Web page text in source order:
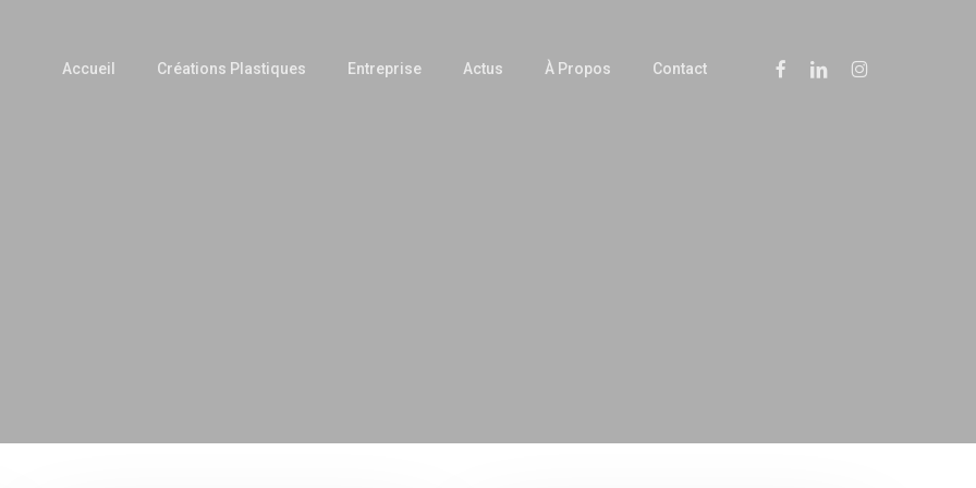
Accueil Créations Plastiques Entreprise Actus À Propos Contact FacebookLinkedinInstagram